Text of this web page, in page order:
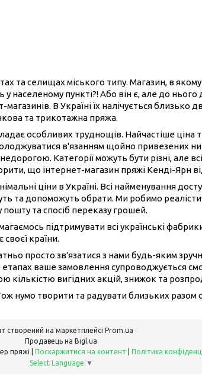
та селищах міського типу. Магазин, в
населеному пункті?! Або він є, але до
В Україні їх налічується близько
та трикотажна пряжа.
особливих труднощів. Найчастіше
в'язанням щойно привезених
Категорії можуть бути різні, але
що інтернет-магазин пряжі Кенді-Ярн
ціни в Україні. Всі найменування
та допоможуть обрати. Ми робимо
та спосіб переказу грошей.
підтримувати всі українські
країни.
просто зв'язатися з нами будь-яким
ваше замовлення супроводжується
кількістю вигідних акцій, знижок та
нумо творити та радувати близьких
створений на маркетплейсі Prom.ua
Продавець на Bigl.ua
Поскаржитися на контент
Політика
Select Language ▼